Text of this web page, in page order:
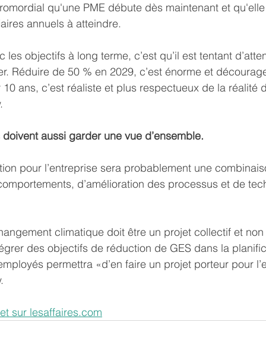
qu'une PME débute dès maintenant et
annuels à atteindre.
les objectifs à long terme, c’est qu’il est tentant
Réduire de 50 % en 2029, c’est énorme et
ans, c’est réaliste et plus respectueux de la réalité
aussi garder une vue d’ensemble.
pour l’entreprise sera probablement une
d’amélioration des processus et de
climatique doit être un projet collectif et
des objectifs de réduction de GES dans la
permettra «d’en faire un projet porteur pour
sur lesaffaires.com